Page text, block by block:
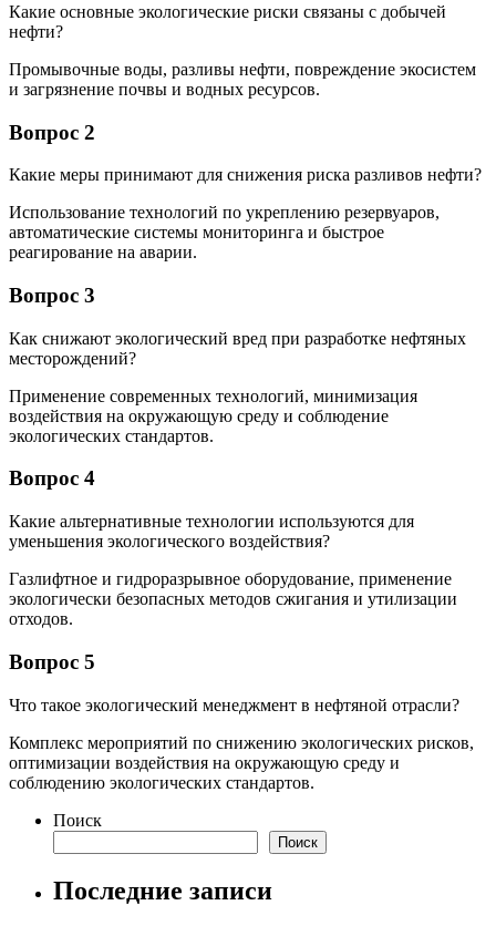
Какие основные экологические риски связаны с добычей
нефти?
Промывочные воды, разливы нефти, повреждение экосистем
и загрязнение почвы и водных ресурсов.
Вопрос 2
Какие меры принимают для снижения риска разливов нефти?
Использование технологий по укреплению резервуаров,
автоматические системы мониторинга и быстрое
реагирование на аварии.
Вопрос 3
Как снижают экологический вред при разработке нефтяных
месторождений?
Применение современных технологий, минимизация
воздействия на окружающую среду и соблюдение
экологических стандартов.
Вопрос 4
Какие альтернативные технологии используются для
уменьшения экологического воздействия?
Газлифтное и гидроразрывное оборудование, применение
экологически безопасных методов сжигания и утилизации
отходов.
Вопрос 5
Что такое экологический менеджмент в нефтяной отрасли?
Комплекс мероприятий по снижению экологических рисков,
оптимизации воздействия на окружающую среду и
соблюдению экологических стандартов.
Поиск
Поиск
Последние записи